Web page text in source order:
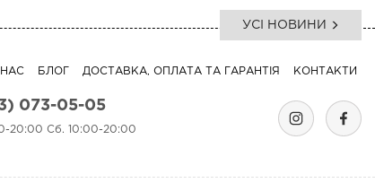
УСІ НОВИНИ
НАС БЛОГ ДОСТАВКА, ОПЛАТА ТА ГАРАНТІЯ КОНТАКТИ
073-05-05
20:00 Сб. 10:00-20:00